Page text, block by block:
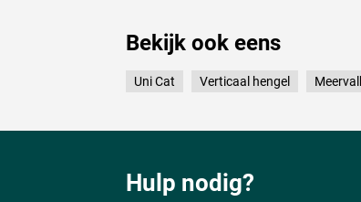
Bekijk ook eens
Uni Cat Verticaal hengel
Hulp nodig?